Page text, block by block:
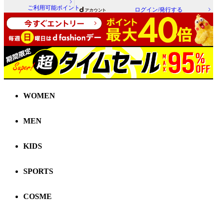
ご利用可能ポイント ログイン/発行する
WOMEN
MEN
KIDS
SPORTS
COSME